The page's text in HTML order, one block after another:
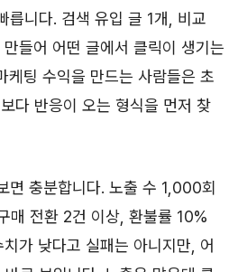
릅니다. 검색 유입 글 1개, 비교
들어 어떤 글에서 클릭이 생기는
케팅 수익을 만드는 사람들은 초
다 반응이 오는 형식을 먼저 찾
면 충분합니다. 노출 수 1,000회
매 전환 2건 이상, 환불률 10%
가 낮다고 실패는 아니지만, 어